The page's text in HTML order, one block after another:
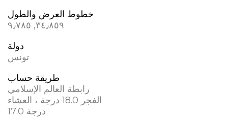
خطوط العرض والطول
٣٤٫٨٥٩, ٩٫٧٨٥
دولة
طريقة حساب
رابطة العالم الإسلامي
الفجر 18.0 درجة ، العشاء
17.0 درجة